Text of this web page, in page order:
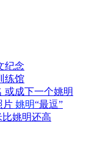
怒
纪念
练馆
或成下一个姚明
片 姚明“最逗”
姚明还高